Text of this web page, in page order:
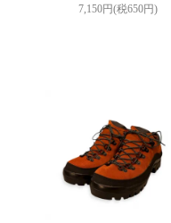
7,150円(税650円)